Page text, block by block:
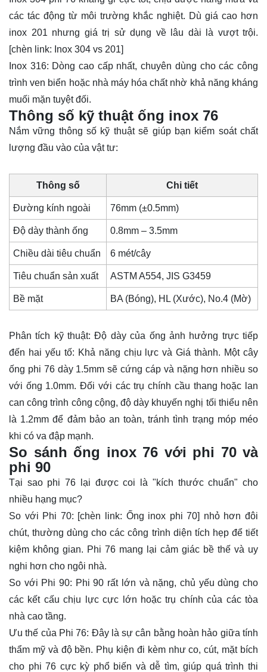
các tác động từ môi trường khắc nghiệt. Dù giá cao hơn
inox 201 nhưng giá trị sử dụng về lâu dài là vượt trội.
[chèn link: Inox 304 vs 201]
Inox 316: Dòng cao cấp nhất, chuyên dùng cho các công
trình ven biển hoặc nhà máy hóa chất nhờ khả năng kháng
muối mặn tuyệt đối.
Thông số kỹ thuật ống inox 76
Nắm vững thông số kỹ thuật sẽ giúp bạn kiểm soát chất
lượng đầu vào của vật tư:
Thông số Chi tiết
Đường kính ngoài 76mm (±0.5mm)
Độ dày thành ống 0.8mm – 3.5mm
Chiều dài tiêu chuẩn 6 mét/cây
Tiêu chuẩn sản xuất ASTM A554, JIS G3459
Bề mặt BA (Bóng), HL (Xước), No.4 (Mờ)
Phân tích kỹ thuật: Độ dày của ống ảnh hưởng trực tiếp
đến hai yếu tố: Khả năng chịu lực và Giá thành. Một cây
ống phi 76 dày 1.5mm sẽ cứng cáp và nặng hơn nhiều so
với ống 1.0mm. Đối với các trụ chính cầu thang hoặc lan
can công trình công cộng, độ dày khuyến nghị tối thiểu nên
là 1.2mm để đảm bảo an toàn, tránh tình trạng móp méo
khi có va đập mạnh.
So sánh ống inox 76 với phi 70 và
phi 90
Tại sao phi 76 lại được coi là "kích thước chuẩn" cho
nhiều hạng mục?
So với Phi 70: [chèn link: Ống inox phi 70] nhỏ hơn đôi
chút, thường dùng cho các công trình diện tích hẹp để tiết
kiệm không gian. Phi 76 mang lại cảm giác bề thế và uy
nghi hơn cho ngôi nhà.
So với Phi 90: Phi 90 rất lớn và nặng, chủ yếu dùng cho
các kết cấu chịu lực cực lớn hoặc trụ chính của các tòa
nhà cao tầng.
Ưu thế của Phi 76: Đây là sự cân bằng hoàn hảo giữa tính
thẩm mỹ và độ bền. Phụ kiện đi kèm như co, cút, mặt bích
cho phi 76 cực kỳ phổ biến và dễ tìm, giúp quá trình thi